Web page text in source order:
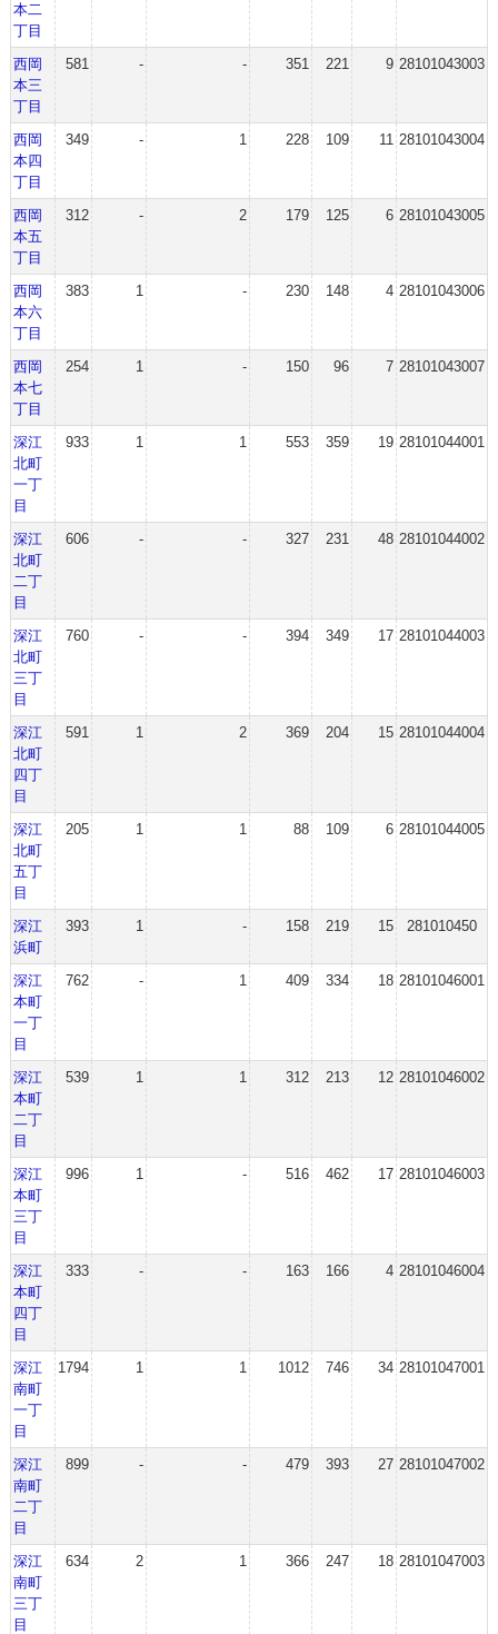
本二
丁目
西岡
本三
丁目
581 - - 351 221 9 28101043003
西岡
本四
丁目
349 - 1 228 109 11 28101043004
西岡
本五
丁目
312 - 2 179 125 6 28101043005
西岡
本六
丁目
383 1 - 230 148 4 28101043006
西岡
本七
丁目
254 1 - 150 96 7 28101043007
深江
北町
一丁
目
933 1 1 553 359 19 28101044001
深江
北町
二丁
目
606 - - 327 231 48 28101044002
深江
北町
三丁
目
760 - - 394 349 17 28101044003
深江
北町
四丁
目
591 1 2 369 204 15 28101044004
深江
北町
五丁
目
205 1 1 88 109 6 28101044005
深江
浜町
393 1 - 158 219 15 281010450
深江
本町
一丁
目
762 - 1 409 334 18 28101046001
深江
本町
二丁
目
539 1 1 312 213 12 28101046002
深江
本町
三丁
目
996 1 - 516 462 17 28101046003
深江
本町
四丁
目
333 - - 163 166 4 28101046004
深江
南町
一丁
目
1794 1 1 1012 746 34 28101047001
深江
南町
二丁
目
899 - - 479 393 27 28101047002
深江
南町
三丁
目
634 2 1 366 247 18 28101047003